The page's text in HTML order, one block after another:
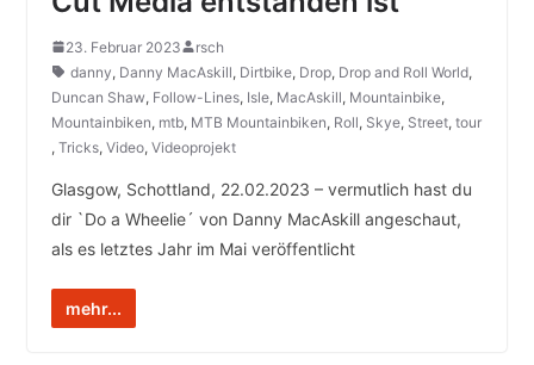
23. Februar 2023
rsch
danny, Danny MacAskill, Dirtbike, Drop, Drop and Roll World,
Duncan Shaw, Follow-Lines, Isle, MacAskill, Mountainbike,
Mountainbiken, mtb, MTB Mountainbiken, Roll, Skye, Street, tour
, Tricks, Video, Videoprojekt
Glasgow, Schottland, 22.02.2023 – vermutlich hast du
dir `Do a Wheelie´ von Danny MacAskill angeschaut,
als es letztes Jahr im Mai veröffentlicht
mehr...